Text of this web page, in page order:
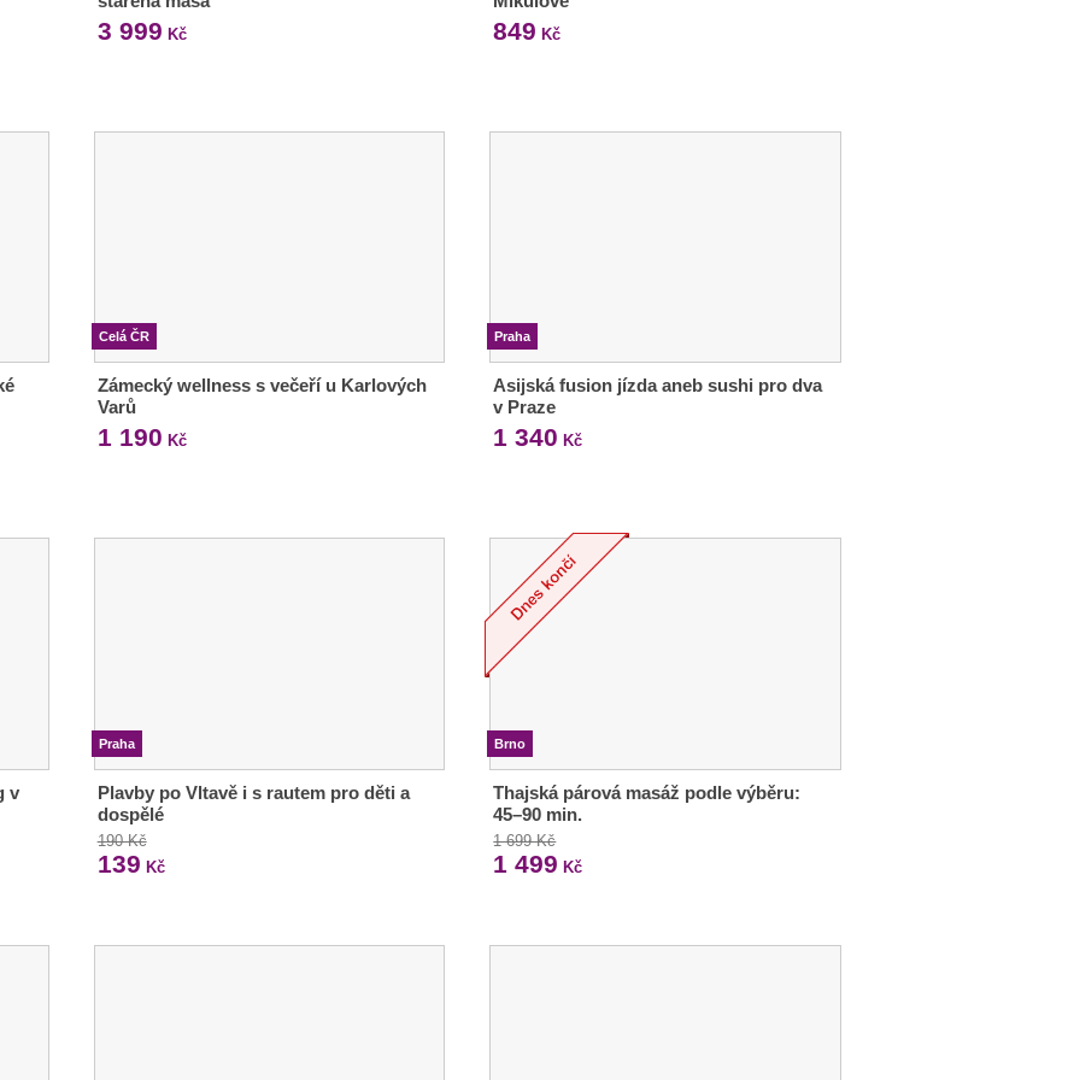
3 999 Kč 849 Kč
Celá ČR
Zámecký wellness s večeří u Karlových
Varů
1 190 Kč
Praha
Asijská fusion jízda aneb sushi pro dva
v Praze
1 340 Kč
v
Praha
Plavby po Vltavě i s rautem pro děti a
dospělé
190 Kč
139 Kč
Brno
Thajská párová masáž podle výběru:
45–90 min.
1 699 Kč
1 499 Kč